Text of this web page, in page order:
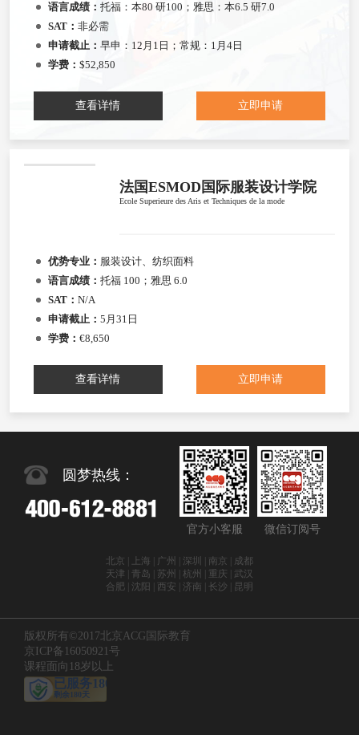
语言成绩： 托福：本80 研100；雅思：本6.5 研7.0
SAT： 非必需
申请截止： 早申：12月1日；常规：1月4日
学费： $52,850
查看详情 立即申请
法国ESMOD国际服装设计学院
Ecole Superieure des Aris et Techniques de la mode
优势专业： 服装设计、纺织面料
语言成绩： 托福 100；雅思 6.0
SAT： N/A
申请截止： 5月31日
学费： €8,650
查看详情 立即申请
圆梦热线：
官方小客服 微信订阅号
北京 | 上海 | 广州 | 深圳 | 南京 | 成都
天津 | 青岛 | 苏州 | 杭州 | 重庆 | 武汉
合肥 | 沈阳 | 西安 | 济南 | 长沙 | 昆明
版权所有©2017北京ACG国际教育
京ICP备16050921号
课程面向18岁以上